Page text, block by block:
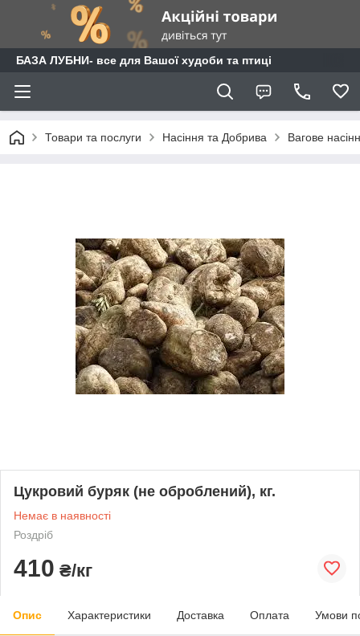
БАЗА ЛУБНИ- все для Вашої худоби та птиці
Товари та послуги Насіння та Добрива Вагове
Цукровий буряк (не оброблений), кг.
Немає в наявності
Роздріб
410 ₴/кг
Опис Характеристики Доставка Оплата Умови